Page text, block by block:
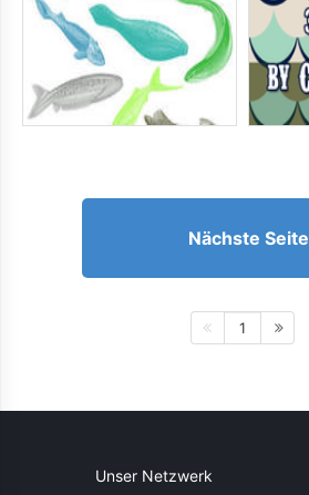
Nächste Seite
1
Unser Netzwerk